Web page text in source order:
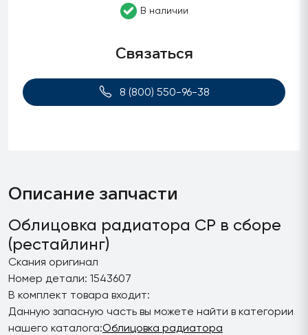
В наличии
Связаться
8 (800) 550-96-38
Описание запчасти
Облицовка радиатора CP в сборе
(рестайлинг)
Скания оригинал
Номер детали: 1543607
В комплект товара входит:
Данную запасную часть вы можете найти в категории
нашего каталога:Облицовка радиатора